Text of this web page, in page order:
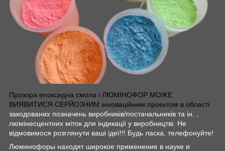
Прозора епоксидна смола і ЛЮМІНОФОР МОЖЕ
ВИЯВИТИСЯ СЕРЙОЗНИМ інноваційним проектом в області
закодованих позначень виробників/постачальників та ін. ,
люмінесцентних міток для індикації у виробництві. Не
відмовимося розглянути ваші ідеї!!! Будь ласка, телефонуйте!
Люминофоры находят широкое применение в науке и